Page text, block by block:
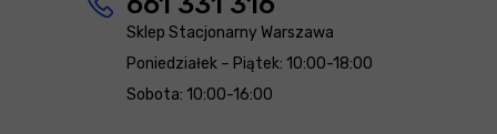
Sklep Stacjonarny Warszawa
Poniedziałek – Piątek: 10:00-18:00
Sobota: 10:00-16:00